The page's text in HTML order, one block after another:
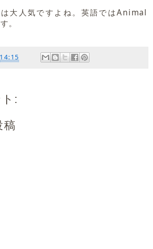
大人気ですよね。英語ではAnimal
。
14:15
:
稿